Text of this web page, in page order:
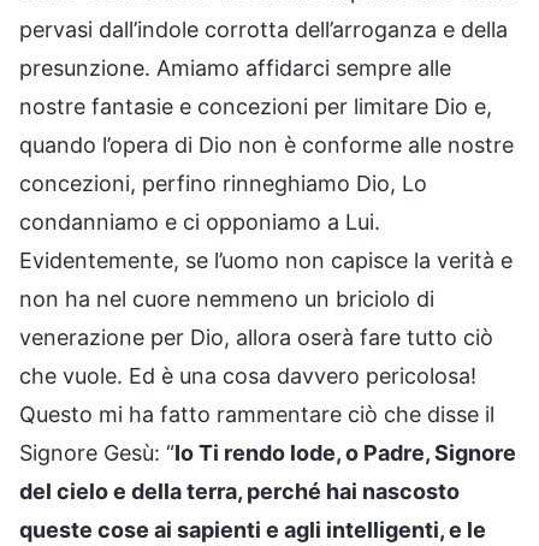
pervasi dall’indole corrotta dell’arroganza e della
presunzione. Amiamo affidarci sempre alle
nostre fantasie e concezioni per limitare Dio e,
quando l’opera di Dio non è conforme alle nostre
concezioni, perfino rinneghiamo Dio, Lo
condanniamo e ci opponiamo a Lui.
Evidentemente, se l’uomo non capisce la verità e
non ha nel cuore nemmeno un briciolo di
venerazione per Dio, allora oserà fare tutto ciò
che vuole. Ed è una cosa davvero pericolosa!
Questo mi ha fatto rammentare ciò che disse il
Signore Gesù: “Io Ti rendo lode, o Padre, Signore
del cielo e della terra, perché hai nascosto
queste cose ai sapienti e agli intelligenti, e le